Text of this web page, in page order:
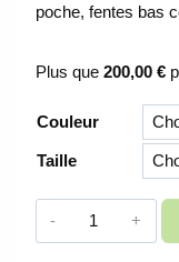
poche, fentes bas
Plus que 200,00 €
Couleur
Taille
quantité
de